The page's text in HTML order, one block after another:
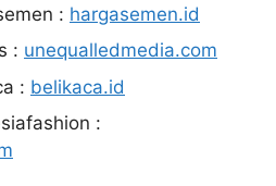
: hargasemen.id
: unequalledmedia.com
: belikaca.id
: